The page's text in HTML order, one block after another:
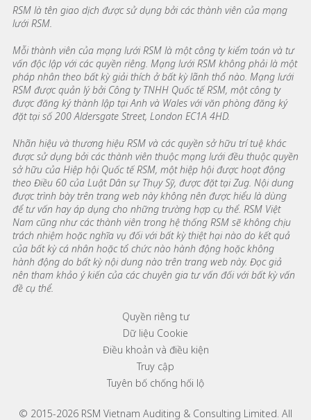
RSM là tên giao dịch được sử dụng bởi các thành viên của mạng
lưới RSM.
Mỗi thành viên của mạng lưới RSM là một công ty kiểm toán và tư
vấn độc lập với các quyền riêng. Mạng lưới RSM không phải là một
pháp nhân theo bất kỳ giải thích ở bất kỳ lãnh thổ nào. Mạng lưới
RSM được quản lý bởi Công ty TNHH Quốc tế RSM, một công ty
được đăng ký thành lập tại Anh và Wales với văn phòng đăng ký
đặt tại số 200 Aldersgate Street, London EC1A 4HD.
Nhãn hiệu và thương hiệu RSM và các quyền sở hữu trí tuệ khác
được sử dụng bởi các thành viên thuộc mạng lưới đều thuộc quyền
sở hữu của Hiệp hội Quốc tế RSM, một hiệp hội được hoạt động
theo Điều 60 của Luật Dân sự Thụy Sỹ, được đặt tại Zug. Nội dung
được trình bày trên trang web này không nên được hiểu là dùng
để tư vấn hay áp dụng cho những trường hợp cụ thể. RSM Việt
Nam cũng như các thành viên trong hệ thống RSM sẽ không chịu
trách nhiệm hoặc nghĩa vụ đối với bất kỳ thiệt hại nào do kết quả
của bất kỳ cá nhân hoặc tổ chức nào hành động hoặc không
hành động do bất kỳ nội dung nào trên trang web này. Đọc giả
nên tham khảo ý kiến của các chuyên gia tư vấn đối với bất kỳ vấn
đề cụ thể.
© 2015-2026 RSM Vietnam Auditing & Consulting Limited. All
Footer menu linksQuyền riêng tư
Dữ liệu Cookie
Điều khoản và điều kiện
Truy cập
Tuyên bố chống hối lộ